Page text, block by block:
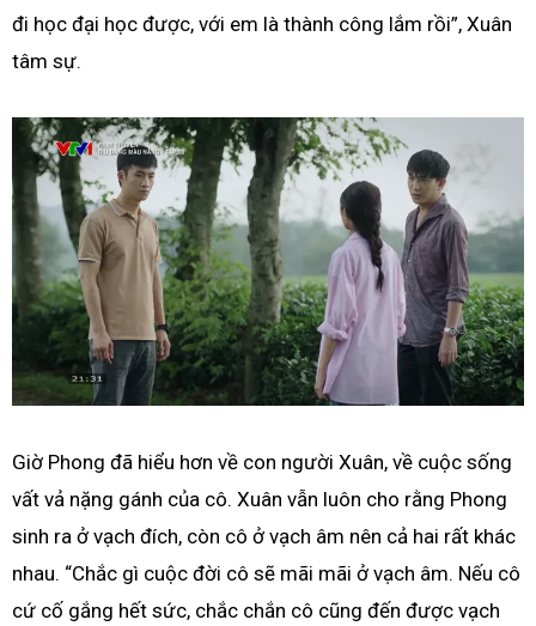
đi học đại học được, với em là thành công lắm rồi”, Xuân
tâm sự.
Giờ Phong đã hiểu hơn về con người Xuân, về cuộc sống
vất vả nặng gánh của cô. Xuân vẫn luôn cho rằng Phong
sinh ra ở vạch đích, còn cô ở vạch âm nên cả hai rất khác
nhau. “Chắc gì cuộc đời cô sẽ mãi mãi ở vạch âm. Nếu cô
cứ cố gắng hết sức, chắc chắn cô cũng đến được vạch